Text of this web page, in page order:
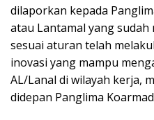
dilaporkan kepada
atau Lantamal yang
sesuai aturan telah
inovasi yang mampu
AL/Lanal di wilayah kerja,
didepan Panglima